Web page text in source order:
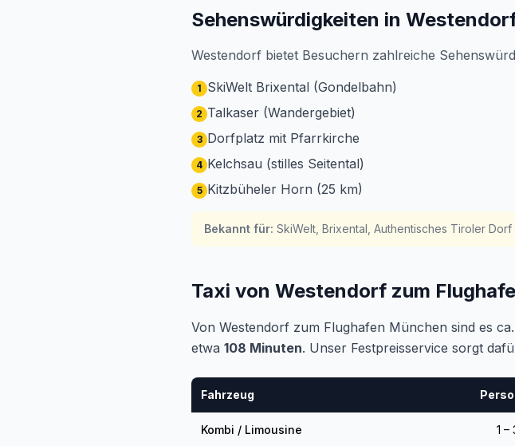
Sehenswürdigkeiten in
Westendorf bietet Besuchern zahlreiche
1 SkiWelt Brixental (Gondelbahn)
2 Talkaser (Wandergebiet)
3 Dorfplatz mit Pfarrkirche
4 Kelchsau (stilles Seitental)
5 Kitzbüheler Horn (25 km)
Bekannt für: SkiWelt, Brixental, Authentisches Tiroler Dorf
Taxi von Westendorf zum
Von Westendorf zum Flughafen München sind es ca.
etwa 108 Minuten. Unser Festpreisservice sorgt
Fahrzeug
Kombi / Limousine 1 –